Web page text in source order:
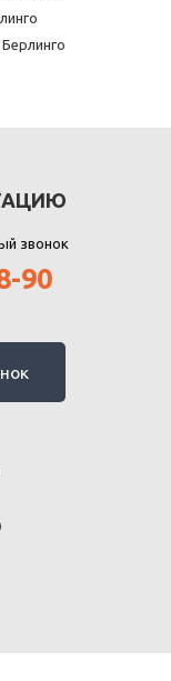
звонок
90